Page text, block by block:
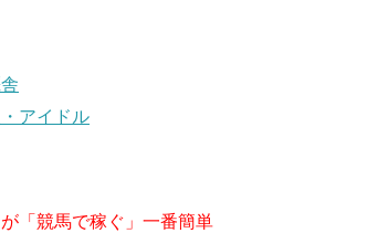
アイドル
「競馬で稼ぐ」一番簡単